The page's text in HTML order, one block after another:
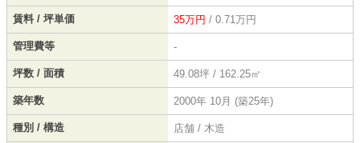
賃料 / 坪単価 35万円 / 0.71万円
管理費等 -
坪数 / 面積 49.08坪 / 162.25㎡
築年数 2000年 10月 (築25年)
種別 / 構造 店舗 / 木造